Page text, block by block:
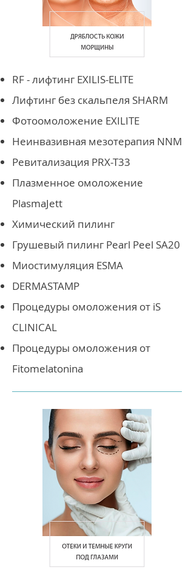
RF - лифтинг EXILIS-ELITE
Лифтинг без скальпеля SHARM
Фотоомоложение EXILITE
Неинвазивная мезотерапия NNM
Ревитализация PRX-T33
Плазменное омоложение
PlasmaJett
Химический пилинг
Грушевый пилинг Pearl Peel SA20
Миостимуляция ESMA
DERMASTAMP
Процедуры омоложения от iS
CLINICAL
Процедуры омоложения от
Fitomelatonina